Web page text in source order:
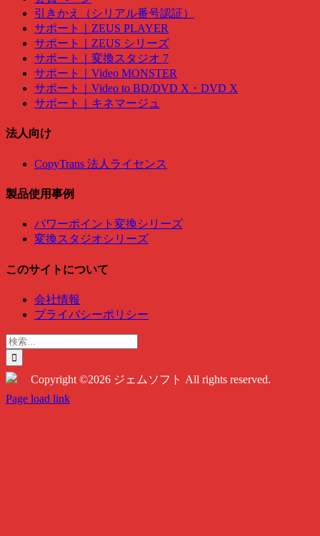
引きかえ（シリアル番号認証）
サポート｜ZEUS PLAYER
サポート｜ZEUS シリーズ
サポート｜変換スタジオ 7
サポート｜Video MONSTER
サポート｜Video to BD/DVD X・DVD X
サポート｜キネマージュ
法人向け
CopyTrans 法人ライセンス
製品使用事例
パワーポイント変換シリーズ
変換スタジオシリーズ
このサイトについて
会社情報
プライバシーポリシー
検
索
…
Copyright ©2026 ジェムソフト All rights reserved.
Twitter
Instagram
Facebook
Page load link